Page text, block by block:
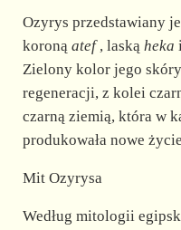
Ozyrys przedstawiany
koroną atef, laską heka
Zielony kolor jego
regeneracji, z kolei
czarną ziemią, która w
produkowała nowe
Mit Ozyrysa
Według mitologii